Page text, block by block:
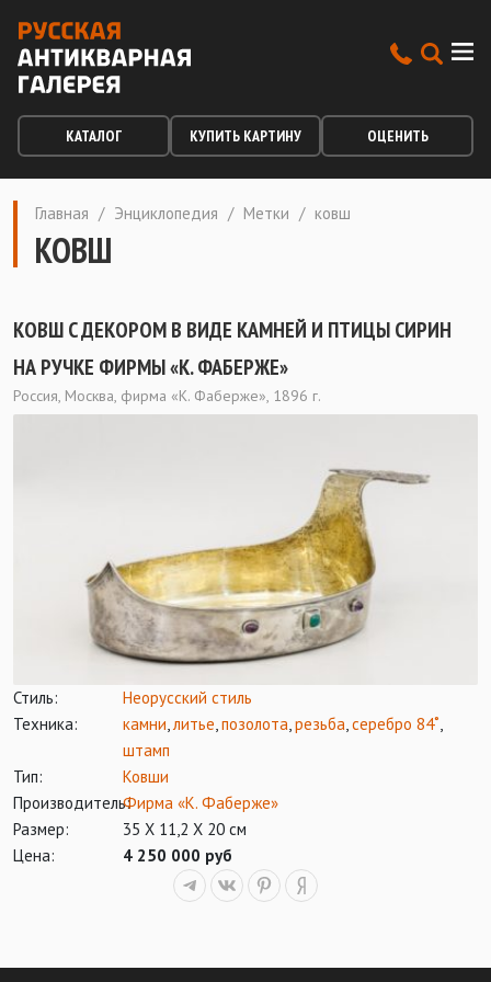
КАТАЛОГ КУПИТЬ КАРТИНУ ОЦЕНИТЬ
Главная / Энциклопедия / Метки / ковш
КОВШ
КОВШ C ДЕКОРОМ В ВИДЕ КАМНЕЙ И ПТИЦЫ СИРИН
НА РУЧКЕ ФИРМЫ «К. ФАБЕРЖЕ»
Россия, Москва, фирма «К. Фаберже», 1896 г.
Стиль:
Неорусский стиль
Техника:
камни,литье,позолота,резьба,серебро 84˚,
штамп
Тип:
Ковши
Производитель:Фирма «К. Фаберже»
Размер:
35 Х 11,2 Х 20 см
Цена:
4 250 000 руб